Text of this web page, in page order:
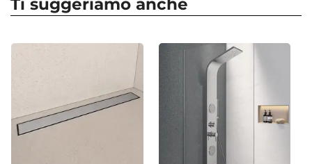
Apertura
Sì - (180 x 80 cm)
Regolabile
Ti suggeriamo anche